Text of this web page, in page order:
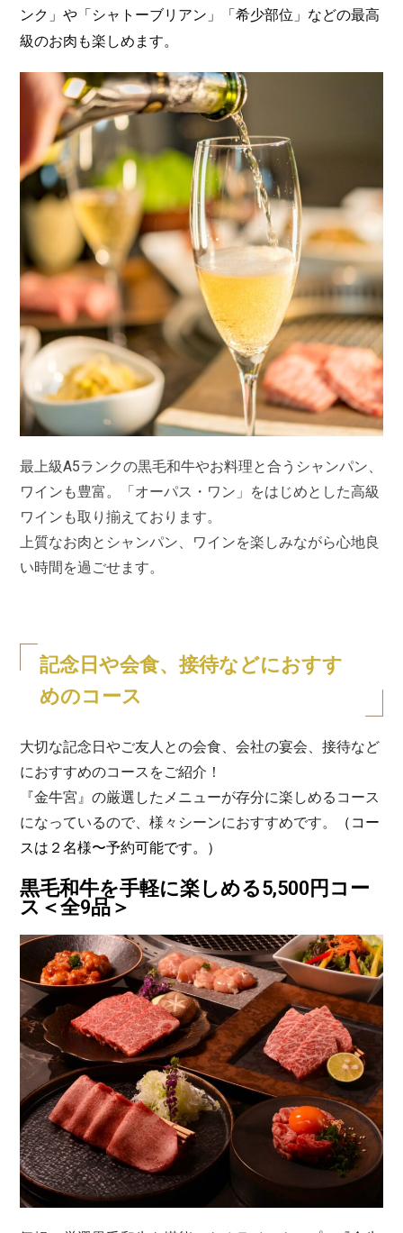
ンク」や「シャトーブリアン」「希少部位」などの最高
級のお肉も楽しめます。
最上級A5ランクの黒毛和牛やお料理と合うシャンパン、
ワインも豊富。「オーパス・ワン」をはじめとした高級
ワインも取り揃えております。
上質なお肉とシャンパン、ワインを楽しみながら心地良
い時間を過ごせます。
記念日や会食、接待などにおすす
めのコース
大切な記念日やご友人との会食、会社の宴会、接待など
におすすめのコースをご紹介！
『金牛宮』の厳選したメニューが存分に楽しめるコース
になっているので、様々シーンにおすすめです。
（ コー
スは２名様〜予約可能です。）
黒毛和牛を手軽に楽しめる5,500円コー
ス＜全9品＞